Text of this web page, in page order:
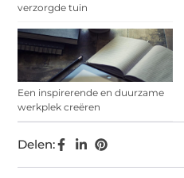
verzorgde tuin
Een inspirerende en duurzame
werkplek creëren
Delen: